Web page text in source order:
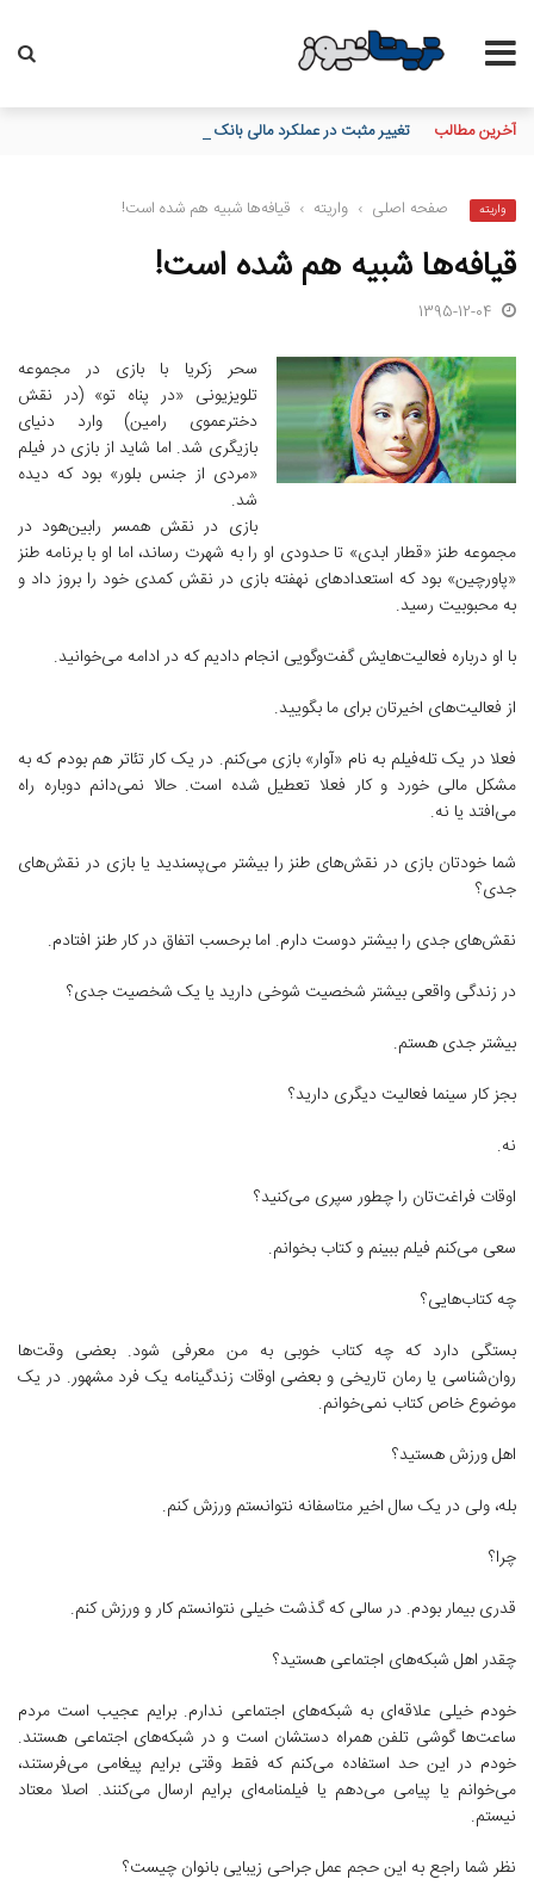
آخرین مطالب تغییر مثبت در عملکرد مالی بانک صادرات ایران/ درآمد عملیاتی 80 درصد رشد کرد
واریته صفحه اصلی › واریته › قیافه‌ها شبیه هم شده است!
قیافه‌ها شبیه هم شده است!
1395-12-04
سحر زکریا با بازی در مجموعه
تلویزیونی «در پناه تو» (در نقش
دخترعموی رامین) وارد دنیای
بازیگری شد. اما شاید از بازی در فیلم
«مردی از جنس بلور» بود که دیده
شد.
بازی در نقش همسر رابین‌هود در
مجموعه طنز «قطار ابدی» تا حدودی او را به شهرت رساند، اما او با برنامه طنز
«پاورچین» بود که استعدادهای نهفته بازی در نقش کمدی خود را بروز داد و
به محبوبیت رسید.
با او درباره فعالیت‌هایش گفت‌وگویی انجام دادیم که در ادامه می‌خوانید.
از فعالیت‌های اخیرتان برای ما بگویید.
فعلا در یک تله‌فیلم به نام «آوار» بازی می‌کنم. در یک کار تئاتر هم بودم که به
مشکل مالی خورد و کار فعلا تعطیل شده است. حالا نمی‌دانم دوباره راه
می‌افتد یا نه.
شما خودتان بازی در نقش‌های طنز را بیشتر می‌پسندید یا بازی در نقش‌های
جدی؟
نقش‌های جدی را بیشتر دوست دارم. اما برحسب اتفاق در کار طنز افتادم.
در زندگی واقعی بیشتر شخصیت شوخی دارید یا یک شخصیت جدی؟
بیشتر جدی هستم.
بجز کار سینما فعالیت دیگری دارید؟
نه.
اوقات فراغت‌تان را چطور سپری می‌کنید؟
سعی می‌کنم فیلم ببینم و کتاب بخوانم.
چه کتاب‌هایی؟
بستگی دارد که چه کتاب خوبی به من معرفی شود. بعضی وقت‌ها
روان‌شناسی یا رمان تاریخی و بعضی اوقات زندگینامه یک فرد مشهور. در یک
موضوع خاص کتاب نمی‌خوانم.
اهل ورزش هستید؟
بله، ولی در یک سال اخیر متاسفانه نتوانستم ورزش کنم.
چرا؟
قدری بیمار بودم. در سالی که گذشت خیلی نتوانستم کار و ورزش کنم.
چقدر اهل شبکه‌های اجتماعی هستید؟
خودم خیلی علاقه‌ای به شبکه‌های اجتماعی ندارم. برایم عجیب است مردم
ساعت‌ها گوشی تلفن همراه دستشان است و در شبکه‌های اجتماعی هستند.
خودم در این حد استفاده می‌کنم که فقط وقتی برایم پیغامی می‌فرستند،
می‌خوانم یا پیامی می‌دهم یا فیلمنامه‌ای برایم ارسال می‌کنند. اصلا معتاد
نیستم.
نظر شما راجع به این حجم عمل جراحی زیبایی بانوان چیست؟